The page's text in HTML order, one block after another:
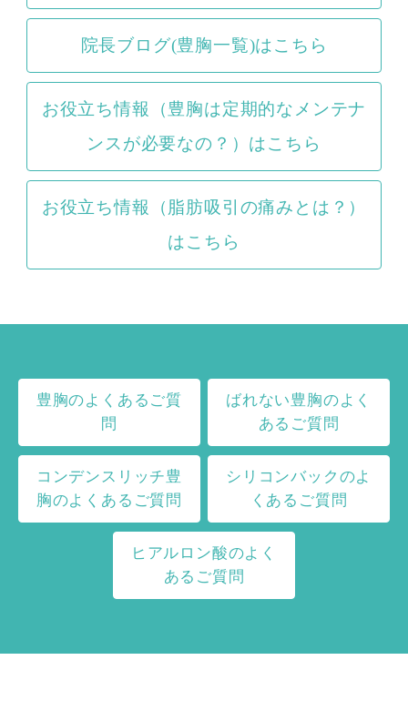
院長ブログ(豊胸一覧)はこちら
お役立ち情報（豊胸は定期的なメンテナ
ンスが必要なの？）はこちら
お役立ち情報（脂肪吸引の痛みとは？）
はこちら
豊胸のよくあるご質
問
ばれない豊胸のよく
あるご質問
コンデンスリッチ豊
胸のよくあるご質問
シリコンバックのよ
くあるご質問
ヒアルロン酸のよく
あるご質問